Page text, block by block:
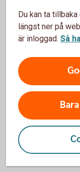
gälla?
Om man
täcker
Gäller
Täcker
Vilka bilar
Du kan ta
längst ner på
är inloggad. Så